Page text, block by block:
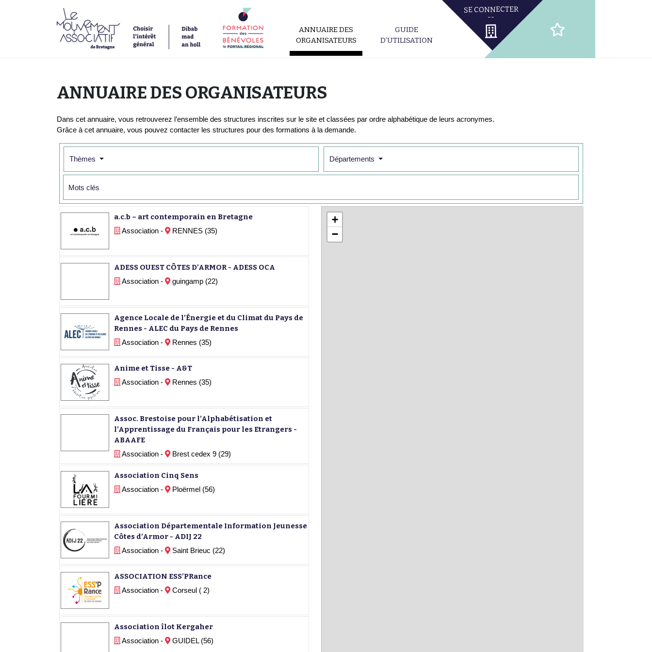
ANNUAIRE DES
ORGANISATEURS
GUIDE
D’UTILISATION
ANNUAIRE DES ORGANISATEURS
Dans cet annuaire, vous retrouverez l’ensemble des structures inscrites sur le site et classées par ordre alphabétique de leurs acronymes.
Grâce à cet annuaire, vous pouvez contacter les structures pour des formations à la demande.
Thèmes Départements
+
−
a.c.b – art contemporain en Bretagne
Association - RENNES (35)
ADESS OUEST CÔTES D’ARMOR - ADESS OCA
Association - guingamp (22)
Agence Locale de l’Énergie et du Climat du Pays de
Rennes - ALEC du Pays de Rennes
Association - Rennes (35)
Anime et Tisse - A&T
Association - Rennes (35)
Assoc. Brestoise pour l’Alphabétisation et
l’Apprentissage du Français pour les Etrangers -
ABAAFE
Association - Brest cedex 9 (29)
Association Cinq Sens
Association - Ploërmel (56)
Association Départementale Information Jeunesse
Côtes d’Armor - ADIJ 22
Association - Saint Brieuc (22)
ASSOCIATION ESS’PRance
Association - Corseul ( 2)
Association îlot Kergaher
Association - GUIDEL (56)